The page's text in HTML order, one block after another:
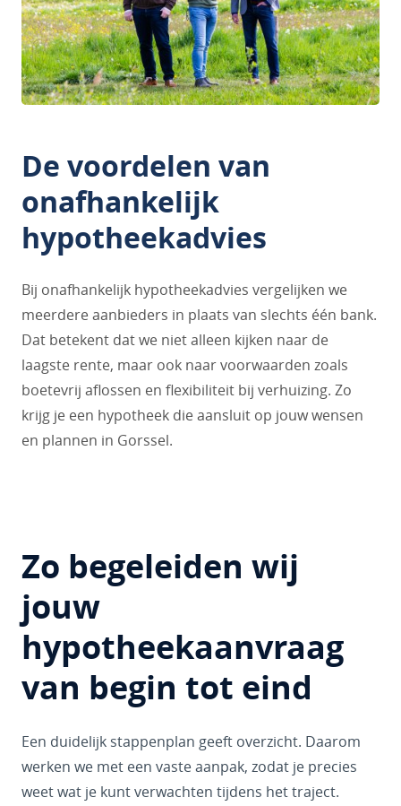
De voordelen van
onafhankelijk
hypotheekadvies
Bij onafhankelijk hypotheekadvies vergelijken we
meerdere aanbieders in plaats van slechts één bank.
Dat betekent dat we niet alleen kijken naar de
laagste rente, maar ook naar voorwaarden zoals
boetevrij aflossen en flexibiliteit bij verhuizing. Zo
krijg je een hypotheek die aansluit op jouw wensen
en plannen in Gorssel.
Zo begeleiden wij
jouw
hypotheekaanvraag
van begin tot eind
Een duidelijk stappenplan geeft overzicht. Daarom
werken we met een vaste aanpak, zodat je precies
weet wat je kunt verwachten tijdens het traject.